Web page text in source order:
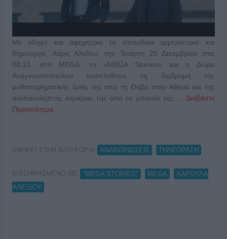
Με οδηγό και αφηγήτρια τη σπουδαία ερμηνεύτρια και
δημιουργό, Χάρις Αλεξίου, την Τετάρτη 20 Δεκεμβρίου στις
00:10, στο MEGA, το «MEGA Stories» και η Δώρα
Αναγνωστοπούλου αναπλάθουν τη διαδρομή τής
μυθιστορηματικής ζωής της από τη Θήβα στην Αθήνα και της
ανεπανάληπτης καριέρας της από τις μπουάτ της …Διαβάστε
Περισσότερα...
ΑΝΗΚΕΙ ΣΤΗΝ ΚΑΤΗΓΟΡΙΑ: ΑΝΑΚΟΙΝΩΣΕΙΣ ΤΗΛΕΟΡΑΣΗ
ΕΠΙΣΗΜΑΣΜΕΝΟ ΜΕ: "MEGA STORIES" MEGA
ΧΑΡΟΥΛΑ
ΑΛΕΞΙΟΥ